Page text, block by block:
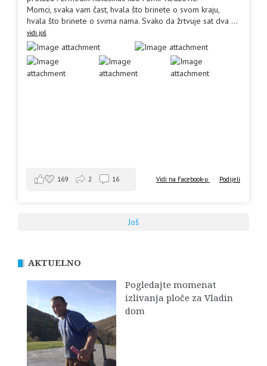
Momci, svaka vam čast, hvala što brinete o svom kraju,
hvala što brinete o svima nama. Svako da žrtvuje sat dva ...
vidi još
Vidi na Facebook-u · Podijeli
169 2 16
Još
AKTUELNO
Pogledajte momenat
izlivanja ploče za Vladin
dom